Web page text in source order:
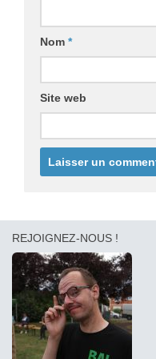
Nom *
Site web
REJOIGNEZ-NOUS !